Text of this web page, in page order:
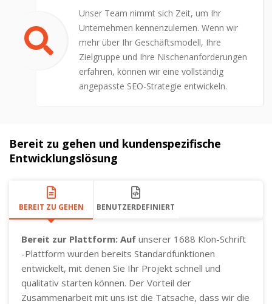
Unser Team nimmt sich Zeit, um Ihr
Unternehmen kennenzulernen. Wenn wir
mehr über Ihr Geschäftsmodell, Ihre
Zielgruppe und Ihre Nischenanforderungen
erfahren, können wir eine vollständig
angepasste SEO-Strategie entwickeln.
Bereit zu gehen und kundenspezifische
Entwicklungslösung
BEREIT ZU GEHEN BENUTZERDEFINIERT
Bereit zur Plattform: Auf unserer 1688 Klon-Schrift
-Plattform wurden bereits Standardfunktionen
entwickelt, mit denen Sie Ihr Projekt schnell und
qualitativ starten können. Der Vorteil der
Zusammenarbeit mit uns ist die Tatsache, dass wir die